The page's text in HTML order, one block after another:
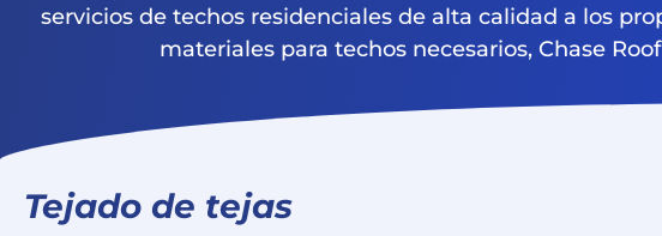
servicios de techos residenciales de alta calidad a los
materiales para techos necesarios, Chase
Tejado de tejas